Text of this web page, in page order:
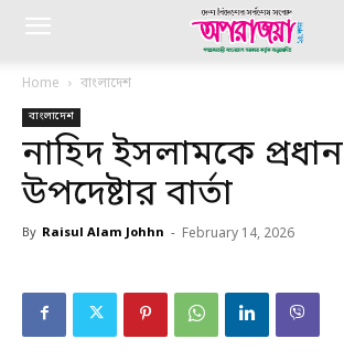
Home বাংলাদেশ
বাংলাদেশ
নাহিদ ইসলামকে প্রধান
উপদেষ্টার বার্তা
By Raisul Alam Johhn - February 14, 2026